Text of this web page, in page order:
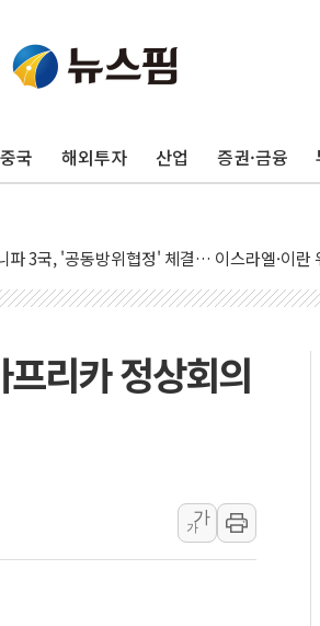
국 해외투자 산업 증권·금융
예상 밖 부진에 연준 금리 인상 가능성 낮아
파 3국, '공동방위협정' 체결… 이스라엘·이란
증 행정명령 검토…"이르면 다음 주"
항 '하르그섬', 최근 1주일 이상 '올스톱'… 美
장중 급등…시장은 "또 개입했나" 촉각
2만3000명 감소 '쇼크'…9월 금리 인상 기대 후
파 3개국, 공동방위협정 체결
특징주...아틀라시안·클라우드플레어·태양
리카 정상회의
가
가